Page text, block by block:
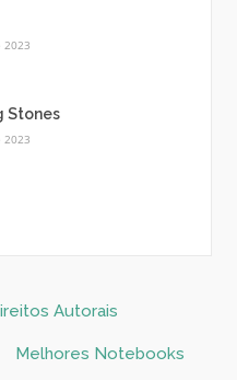
2023
Stones
2023
Autorais
Melhores Notebooks